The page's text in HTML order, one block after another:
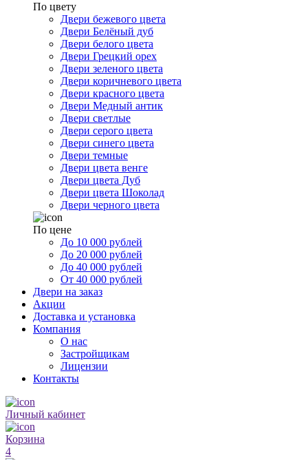
По цвету
Двери бежевого цвета
Двери Белёный дуб
Двери белого цвета
Двери Грецкий орех
Двери зеленого цвета
Двери коричневого цвета
Двери красного цвета
Двери Медный антик
Двери светлые
Двери серого цвета
Двери синего цвета
Двери темные
Двери цвета венге
Двери цвета Дуб
Двери цвета Шоколад
Двери черного цвета
По цене
До 10 000 рублей
До 20 000 рублей
До 40 000 рублей
От 40 000 рублей
Двери на заказ
Акции
Доставка и установка
Компания
О нас
Застройщикам
Лицензии
Контакты
Личный кабинет
Корзина
4